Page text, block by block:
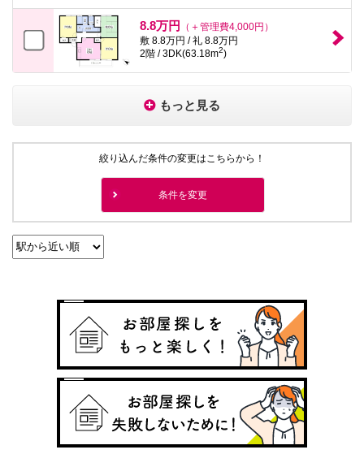
8.8万円
（＋管理費4,000円）
敷 8.8万円 / 礼 8.8万円
2階 / 3DK(63.18m2)
もっと見る
絞り込んだ条件の変更はこちらから！
条件を変更